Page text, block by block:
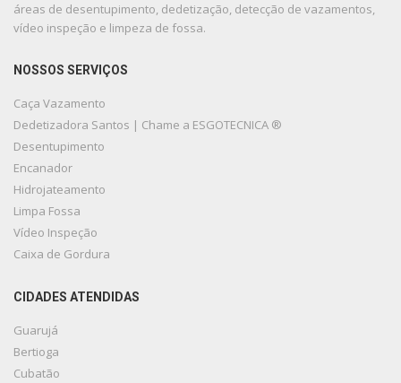
áreas de desentupimento, dedetização, detecção de vazamentos,
vídeo inspeção e limpeza de fossa.
NOSSOS SERVIÇOS
Caça Vazamento
Dedetizadora Santos | Chame a ESGOTECNICA ®
Desentupimento
Encanador
Hidrojateamento
Limpa Fossa
Vídeo Inspeção
Caixa de Gordura
CIDADES ATENDIDAS
Guarujá
Bertioga
Cubatão